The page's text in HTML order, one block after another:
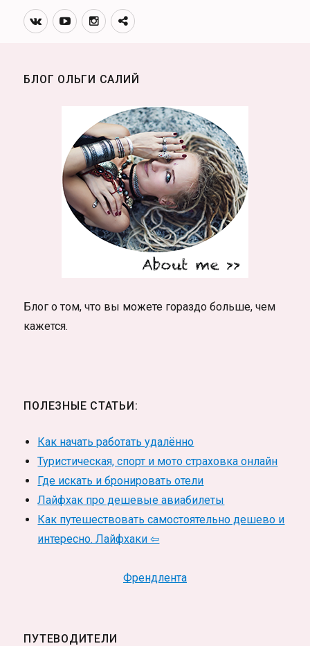
Вконтакте
YoutubeИнстаграмм
Телеграм
БЛОГ ОЛЬГИ САЛИЙ
Блог о том, что вы можете гораздо больше, чем
кажется.
ПОЛЕЗНЫЕ СТАТЬИ:
Как начать работать удалённо
Туристическая, спорт и мото страховка онлайн
Где искать и бронировать отели
Лайфхак про дешевые авиабилеты
Как путешествовать самостоятельно дешево и
интересно. Лайфхаки ⇦
Френдлента
ПУТЕВОДИТЕЛИ